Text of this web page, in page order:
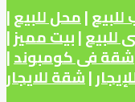
|محل للبيع|
للبيع|بيت مميز|
شقة فى كومبوند|
|شقة للايجار